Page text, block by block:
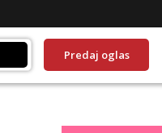
Predaj oglas